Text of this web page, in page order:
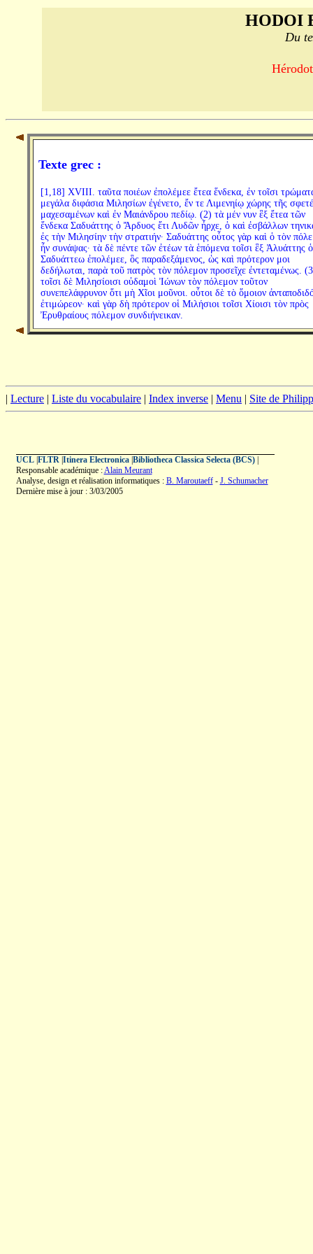
HODOI
Du
Texte grec :
[1,18] XVIII. ταῦτα ποιέων ἐπολέμεε ἔτεα ἕνδεκα, ἐν τοῖσι
μεγάλα διφάσια Μιλησίων ἐγένετο, ἔν τε Λιμενηίῳ χώρης τῆς
μαχεσαμένων καὶ ἐν Μαιάνδρου πεδίῳ. (2) τὰ μέν νυν ἓξ ἔτεα τῶν
ἕνδεκα Σαδυάττης ὁ Ἄρδυος ἔτι Λυδῶν ἦρχε, ὁ καὶ ἐσβάλλων
ἐς τὴν Μιλησίην τὴν στρατιήν· Σαδυάττης οὗτος γὰρ καὶ ὁ τὸν
ἦν συνάψας· τὰ δὲ πέντε τῶν ἐτέων τὰ ἑπόμενα τοῖσι ἓξ Ἀλυάττης ὁ
Σαδυάττεω ἐπολέμεε, ὃς παραδεξάμενος, ὡς καὶ πρότερον μοι
δεδήλωται, παρὰ τοῦ πατρὸς τὸν πόλεμον προσεῖχε ἐντεταμένως.
τοῖσι δὲ Μιλησίοισι οὐδαμοὶ Ἰώνων τὸν πόλεμον τοῦτον
συνεπελάφρυνον ὅτι μὴ Χῖοι μοῦνοι. οὗτοι δὲ τὸ ὅμοιον
ἐτιμώρεον· καὶ γὰρ δὴ πρότερον οἱ Μιλήσιοι τοῖσι Χίοισι τὸν πρὸς
Ἐρυθραίους πόλεμον συνδιήνεικαν.
| Lecture | Liste du vocabulaire | Index inverse | Menu | Site de
UCL| FLTR| Itinera Electronica| Bibliotheca Classica Selecta (BCS)|
Responsable académique :Alain Meurant
Analyse, design et réalisation informatiques : B. Maroutaeff- J. Schumacher
Dernière mise à jour : 3/03/2005